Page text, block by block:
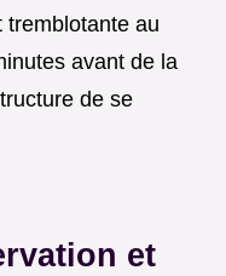
tremblotante au
avant de la
de se
et